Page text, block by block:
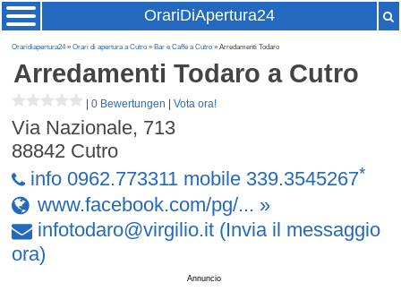
OrariDiApertura24
Oraridiapertura24»Orari di apertura a Cutro » Bar e Caffè a Cutro » Arredamenti Todaro
Arredamenti Todaro a Cutro
|0 Bewertungen |Vota ora!
Via Nazionale, 713
88842 Cutro
info 0962.773311 mobile 339.3545267*
www.facebook.com/pg/... »
infotodaro@virgilio.it (Invia il messaggio
ora)
Annuncio